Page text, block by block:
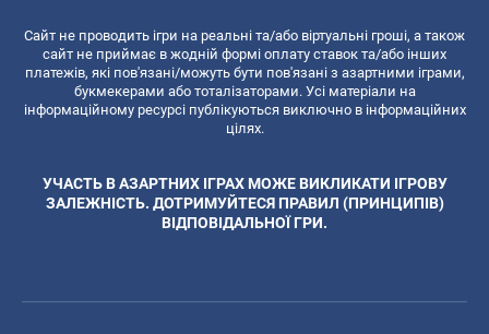
Сайт не проводить ігри на реальні та/або віртуальні гроші, а також
сайт не приймає в жодній формі оплату ставок та/або інших
платежів, які пов'язані/можуть бути пов'язані з азартними іграми,
букмекерами або тоталізаторами. Усі матеріали на
інформаційному ресурсі публікуються виключно в інформаційних
цілях.
УЧАСТЬ В АЗАРТНИХ ІГРАХ МОЖЕ ВИКЛИКАТИ ІГРОВУ
ЗАЛЕЖНІСТЬ. ДОТРИМУЙТЕСЯ ПРАВИЛ (ПРИНЦИПІВ)
ВІДПОВІДАЛЬНОЇ ГРИ.